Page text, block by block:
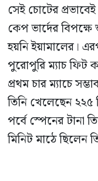
সেই চোটের প্রভাবেই
কেপ ভার্দের
হয়নি ইয়ামালের।
পুরোপুরি ম্যাচ ফিট
প্রথম চার ম্যাচে
তিনি খেলেছেন
পর্বে স্পেনের টানা
মিনিট মাঠে ছিলেন